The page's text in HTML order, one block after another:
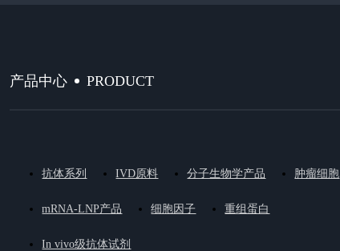
产品中心 PRODUCT
抗体系列 IVD原料 分子生物学产品 肿瘤细胞
mRNA-LNP产品 细胞因子 重组蛋白
In vivo级抗体试剂